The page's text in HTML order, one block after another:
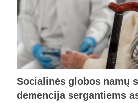
Socialinės globos namų
demencija sergantiems